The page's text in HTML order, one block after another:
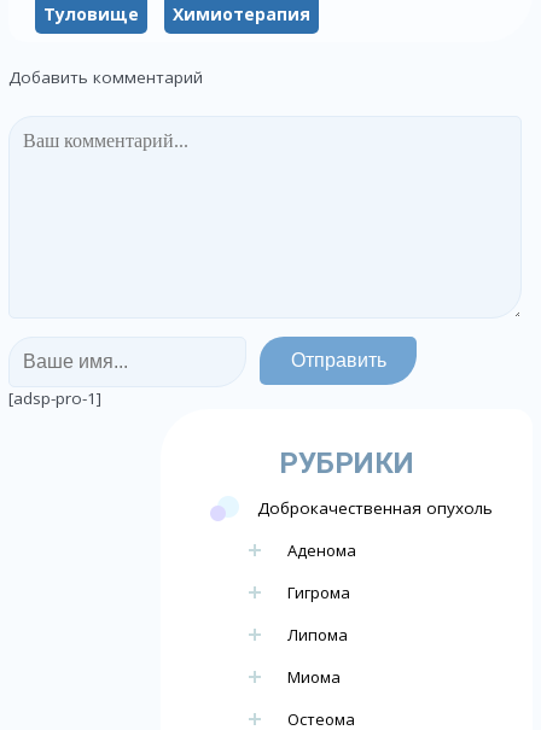
Туловище Химиотерапия
Добавить комментарий
[adsp-pro-1]
РУБРИКИ
Доброкачественная опухоль
Аденома
Гигрома
Липома
Миома
Остеома